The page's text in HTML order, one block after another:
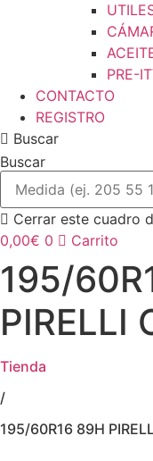
PRE-
CONTACTO
REGISTRO
Buscar
Buscar
Cerrar este cuadro
0,00€ 0 Carrito
195/
PIRELLI
Tienda
/
195/60R16 89H